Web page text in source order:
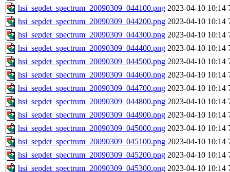
hsi_sepdet_spectrum_20090309_044100.png 2023-04-10 10:14
hsi_sepdet_spectrum_20090309_044200.png 2023-04-10 10:14
hsi_sepdet_spectrum_20090309_044300.png 2023-04-10 10:14
hsi_sepdet_spectrum_20090309_044400.png 2023-04-10 10:14
hsi_sepdet_spectrum_20090309_044500.png 2023-04-10 10:14
hsi_sepdet_spectrum_20090309_044600.png 2023-04-10 10:14
hsi_sepdet_spectrum_20090309_044700.png 2023-04-10 10:14
hsi_sepdet_spectrum_20090309_044800.png 2023-04-10 10:14
hsi_sepdet_spectrum_20090309_044900.png 2023-04-10 10:14
hsi_sepdet_spectrum_20090309_045000.png 2023-04-10 10:14
hsi_sepdet_spectrum_20090309_045100.png 2023-04-10 10:14
hsi_sepdet_spectrum_20090309_045200.png 2023-04-10 10:14
hsi_sepdet_spectrum_20090309_045300.png 2023-04-10 10:14